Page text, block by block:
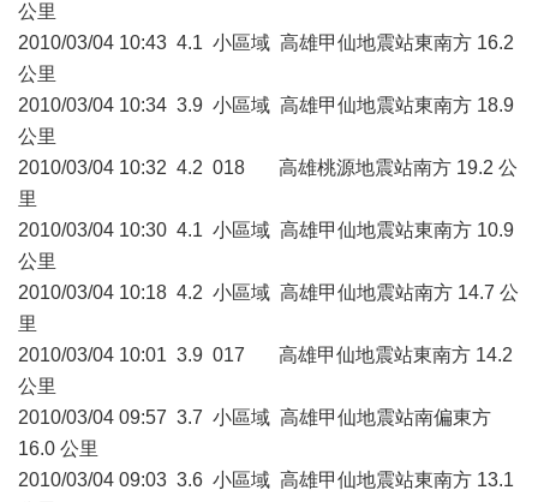
公里
2010/03/04 10:43 4.1 小區域 高雄甲仙地震站東南方 16.2
公里
2010/03/04 10:34 3.9 小區域 高雄甲仙地震站東南方 18.9
公里
2010/03/04 10:32 4.2 018 高雄桃源地震站南方 19.2 公
里
2010/03/04 10:30 4.1 小區域 高雄甲仙地震站東南方 10.9
公里
2010/03/04 10:18 4.2 小區域 高雄甲仙地震站南方 14.7 公
里
2010/03/04 10:01 3.9 017 高雄甲仙地震站東南方 14.2
公里
2010/03/04 09:57 3.7 小區域 高雄甲仙地震站南偏東方
16.0 公里
2010/03/04 09:03 3.6 小區域 高雄甲仙地震站東南方 13.1